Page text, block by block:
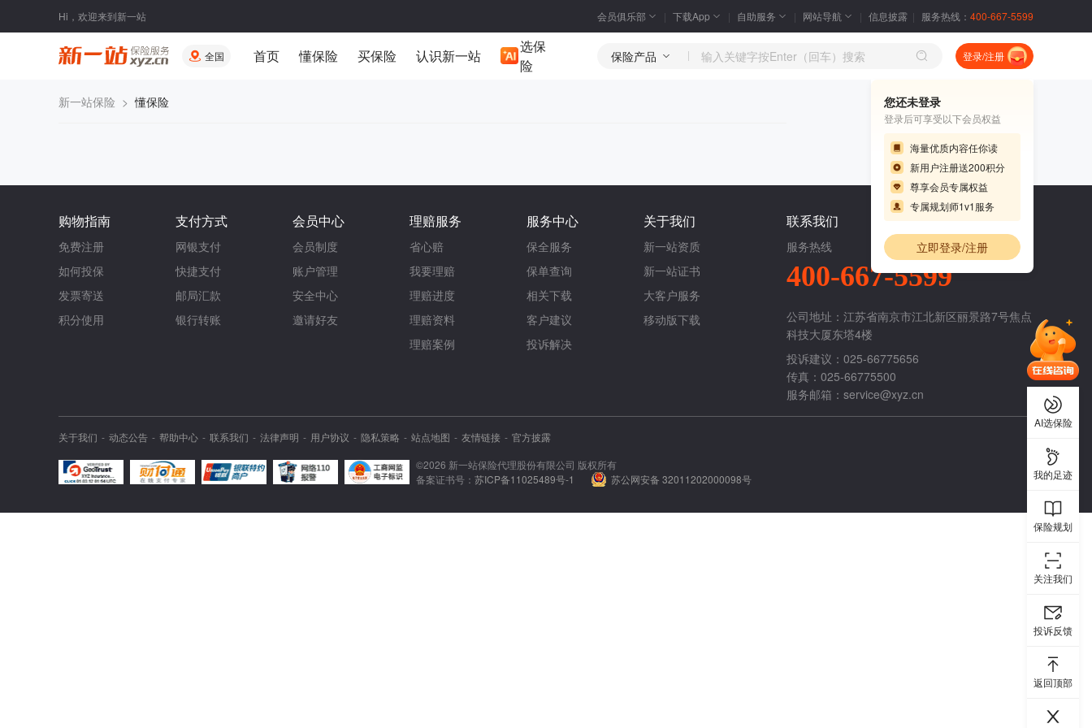
Hi，欢迎来到新一站 会员俱乐部 下载App 自助服务 网站导航 信息披露 服务热线： 400-667-5599
全国 首页 懂保险 买保险 认识新一站
选保
险
保险产品 登录/注册
您还未登录
登录后可享受以下会员权益
海量优质内容任你读
新用户注册送200积分
尊享会员专属权益
专属规划师1v1服务
立即登录/注册
新一站保险 > 懂保险
购物指南
免费注册
如何投保
发票寄送
积分使用
支付方式
网银支付
快捷支付
邮局汇款
银行转账
会员中心
会员制度
账户管理
安全中心
邀请好友
理赔服务
省心赔
我要理赔
理赔进度
理赔资料
理赔案例
服务中心
保全服务
保单查询
相关下载
客户建议
投诉解决
关于我们
新一站资质
新一站证书
大客户服务
移动版下载
联系我们
服务热线
400-667-5599
公司地址：江苏省南京市江北新区丽景路7号焦点
科技大厦东塔4楼
投诉建议：025-66775656
传真：025-66775500
服务邮箱： service@xyz.cn
关于我们 动态公告 帮助中心 联系我们 法律声明 用户协议 隐私策略 站点地图 友情链接
官方披露
©2026 新一站保险代理股份有限公司 版权所有
备案证书号： 苏ICP备11025489号-1 苏公网安备 32011202000098号
AI选保险
我的足迹
保险规划
关注我们
投诉反馈
返回顶部